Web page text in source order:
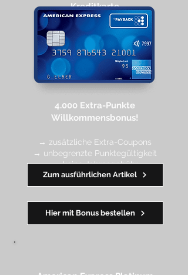
Kreditkarte​
4.000 Extra-Punkte
Willkommensbonus!
→ zusätzliche Extra-Coupons
→ unbegrenzte Punktegültigkeit
→ keine Jahresgebühr
━━━━━━━
Hier mit Bonus bestellen
Zum ausführlichen Artikel